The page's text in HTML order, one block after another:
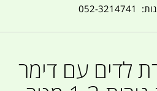
לדים עם דימר